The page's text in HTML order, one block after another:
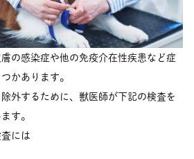
の感染症や他の免疫介在性疾患など症
かあります。
外するために、獣医師が下記の検査を
す。
には